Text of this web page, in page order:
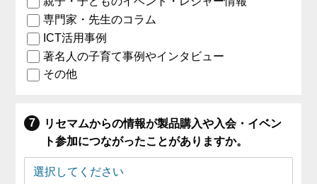
専門家・先生のコラム
ICT活用事例
著名人の子育て事例やインタビュー
その他
リセマムからの情報が製品購入や入会・イベン
ト参加につながったことがありますか。